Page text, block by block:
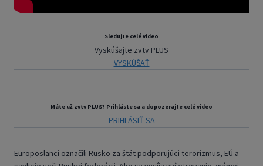
Sledujte celé video
Vyskúšajte zvtv PLUS
VYSKÚŠAŤ
Máte už zvtv PLUS? Prihláste sa a dopozerajte celé video
PRIHLÁSIŤ SA
Europoslanci označili Rusko za štát podporujúci terorizmus, EÚ a